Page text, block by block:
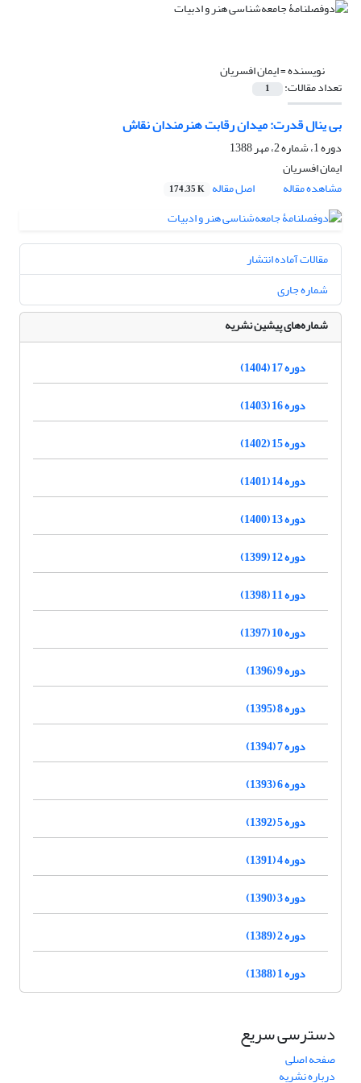
نویسنده =ایمان افسریان
تعداد مقالات: 1
بی ینال قدرت: میدان رقابت هنرمندان نقاش
دوره 1، شماره 2، مهر 1388
ایمان افسریان
مشاهده مقاله
اصل مقاله 174.35 K
مقالات آماده انتشار
شماره جاری
شماره‌های پیشین نشریه
دوره 17 (1404)
دوره 16 (1403)
دوره 15 (1402)
دوره 14 (1401)
دوره 13 (1400)
دوره 12 (1399)
دوره 11 (1398)
دوره 10 (1397)
دوره 9 (1396)
دوره 8 (1395)
دوره 7 (1394)
دوره 6 (1393)
دوره 5 (1392)
دوره 4 (1391)
دوره 3 (1390)
دوره 2 (1389)
دوره 1 (1388)
دسترسی سریع
صفحه اصلی
درباره نشریه